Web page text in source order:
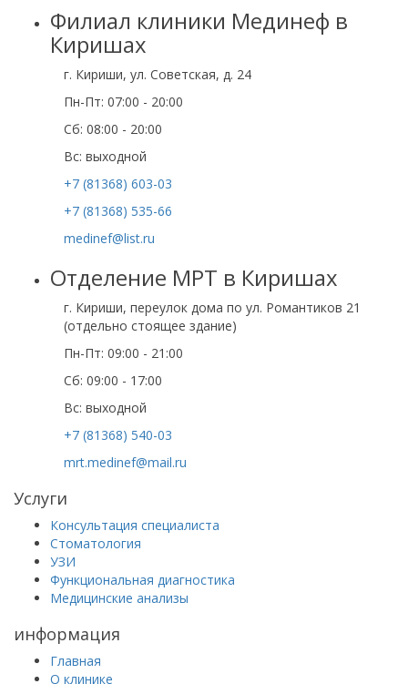
Филиал клиники Мединеф в
Киришах
г. Кириши, ул. Советская, д. 24
Пн-Пт: 07:00 - 20:00
Сб: 08:00 - 20:00
Вс: выходной
+7 (81368) 603-03
+7 (81368) 535-66
medinef@list.ru
Отделение МРТ в Киришах
г. Кириши, переулок дома по ул. Романтиков 21
(отдельно стоящее здание)
Пн-Пт: 09:00 - 21:00
Сб: 09:00 - 17:00
Вс: выходной
+7 (81368) 540-03
mrt.medinef@mail.ru
Услуги
Консультация специалиста
Стоматология
УЗИ
Функциональная диагностика
Медицинские анализы
информация
Главная
О клинике